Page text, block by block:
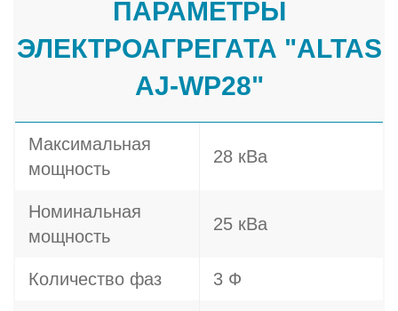
ПАРАМЕТРЫ
ЭЛЕКТРОАГРЕГАТА "ALTAS
AJ-WP28"
Максимальная
мощность
28 кВа
Номинальная
мощность
25 кВа
Количество фаз 3 Ф